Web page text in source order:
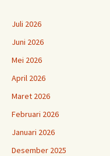
Juli 2026
Juni 2026
Mei 2026
April 2026
Maret 2026
Februari 2026
Januari 2026
Desember 2025